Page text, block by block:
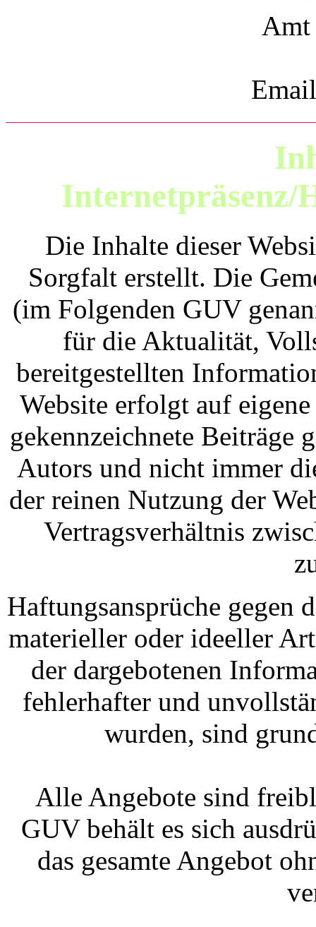
Amt
Internetpräsenz/
Die Inhalte dieser
Sorgfalt erstellt. Die
(im Folgenden GUV
für die Aktualität,
bereitgestellten
Website erfolgt auf
gekennzeichnete Beiträge
Autors und nicht immer
der reinen Nutzung der
Vertragsverhältnis
Haftungsansprüche gegen
materieller oder ideeller
der dargebotenen
fehlerhafter und
wurden, sind
Alle Angebote sind
GUV behält es sich
das gesamte Angebot